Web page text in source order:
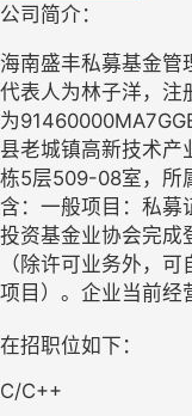
公司简介：
海南盛丰私募基金
代表人为林子洋，注
为
县老城镇高新技术产
栋5层509-08室，所
含：一般项目：私募
投资基金业协会完成
（除许可业务外，
项目）。企业当前经
在招职位如下：
C/C++